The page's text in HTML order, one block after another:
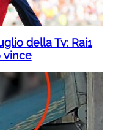
della Tv: Rai1
vince